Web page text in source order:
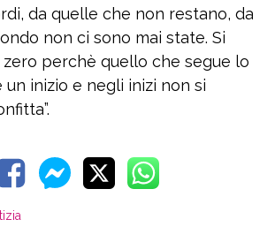
da quelle che non restano, da
non ci sono mai state. Si
perchè quello che segue lo
inizio e negli inizi non si